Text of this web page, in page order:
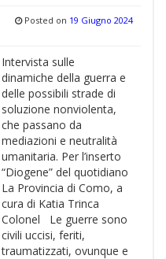
Posted on 19 Giugno 2024
Intervista sulle
dinamiche della guerra e
delle possibili strade di
soluzione nonviolenta,
che passano da
mediazioni e neutralità
umanitaria. Per l’inserto
“Diogene” del quotidiano
La Provincia di Como, a
cura di Katia Trinca
Colonel Le guerre sono
civili uccisi, feriti,
traumatizzati, ovunque e